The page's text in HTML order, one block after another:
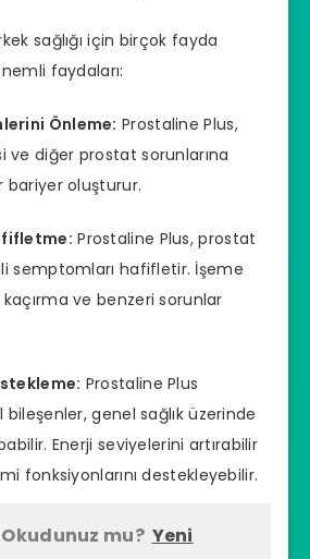
sağlığı için birçok fayda
faydaları:
Önleme: Prostaline Plus,
diğer prostat sorunlarına
bariyer oluşturur.
Prostaline Plus, prostat
semptomları hafifletir. İşeme
ve benzeri sorunlar
Prostaline Plus
genel sağlık üzerinde
Enerji seviyelerini artırabilir
fonksiyonlarını destekleyebilir.
mu? Yeni